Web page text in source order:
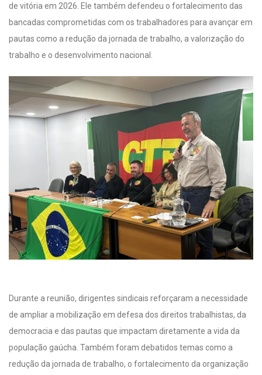
de vitória em 2026. Ele também defendeu o fortalecimento das
bancadas comprometidas com os trabalhadores para avançar em
pautas como a redução da jornada de trabalho, a valorização do
trabalho e o desenvolvimento nacional.
Durante a reunião, dirigentes sindicais reforçaram a necessidade
de ampliar a mobilização em defesa dos direitos trabalhistas, da
democracia e das pautas que impactam diretamente a vida da
população gaúcha. Também foram debatidos temas como a
redução da jornada de trabalho, o fortalecimento da organização